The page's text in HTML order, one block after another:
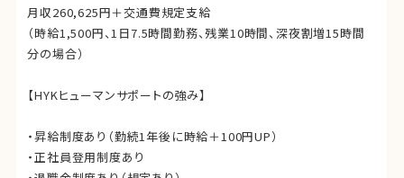
月収260,625円＋交通費規定支給
（時給1,500円、1日7.5時間勤務、残業10時間、深夜割増15時間
分の場合）
【HYKヒューマンサポートの強み】
・昇給制度あり（勤続1年後に時給＋100円UP）
・正社員登用制度あり